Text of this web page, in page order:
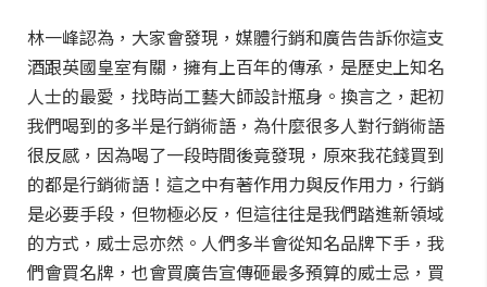
林一峰認為，大家會發現，媒體行銷和廣告告訴你這支
酒跟英國皇室有關，擁有上百年的傳承，是歷史上知名
人士的最愛，找時尚工藝大師設計瓶身。換言之，起初
我們喝到的多半是行銷術語，為什麼很多人對行銷術語
很反感，因為喝了一段時間後竟發現，原來我花錢買到
的都是行銷術語！這之中有著作用力與反作用力，行銷
是必要手段，但物極必反，但這往往是我們踏進新領域
的方式，威士忌亦然。人們多半會從知名品牌下手，我
們會買名牌，也會買廣告宣傳砸最多預算的威士忌，買